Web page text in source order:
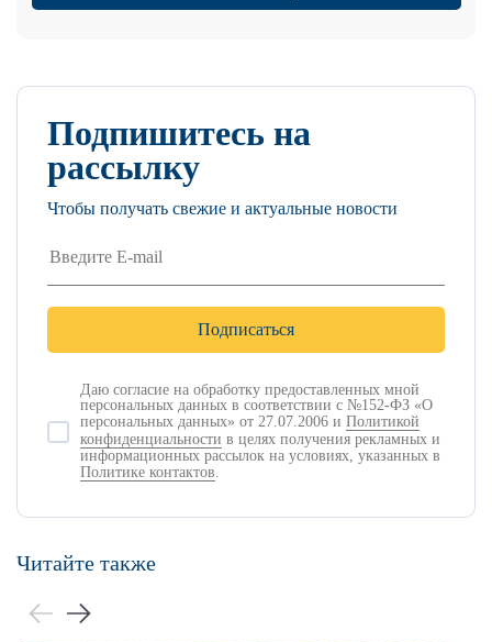
Подпишитесь на
рассылку
Чтобы получать свежие и актуальные новости
Даю согласие на обработку предоставленных мной
персональных данных в соответствии с №152-ФЗ «О
персональных данных» от 27.07.2006 и Политикой
конфиденциальности в целях получения рекламных и
информационных рассылок на условиях, указанных в
Политике контактов.
Читайте также